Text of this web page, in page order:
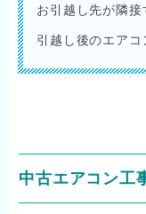
お引越し先が隣
引越し後のエアコ
中古エアコン